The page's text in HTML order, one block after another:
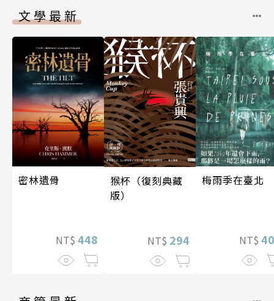
文學最新
密林遺骨
NT$ 448
猴杯（復刻典藏
版）
NT$ 294
梅雨季在臺北
NT$